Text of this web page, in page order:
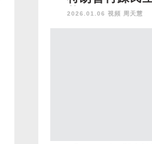
落
2026.01.06 視頻 周天慧